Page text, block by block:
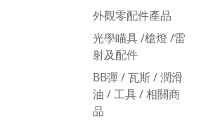
外觀零配件產品
光學瞄具 /槍燈 /雷
射及配件
BB彈 / 瓦斯 / 潤滑
油 / 工具 / 相關商
品